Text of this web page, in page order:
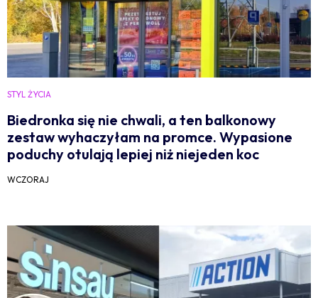
STYL ŻYCIA
Biedronka się nie chwali, a ten balkonowy
zestaw wyhaczyłam na promce. Wypasione
poduchy otulają lepiej niż niejeden koc
WCZORAJ